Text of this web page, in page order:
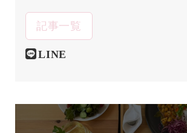
記事一覧
LINE